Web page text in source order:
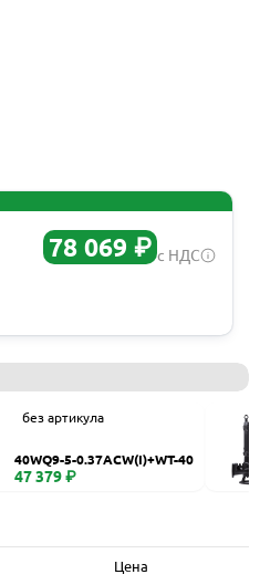
78 069 ₽ с НДС
без артикула
40WQ9-5-0.37ACW(I)+WT-40
47 379 ₽
Цена